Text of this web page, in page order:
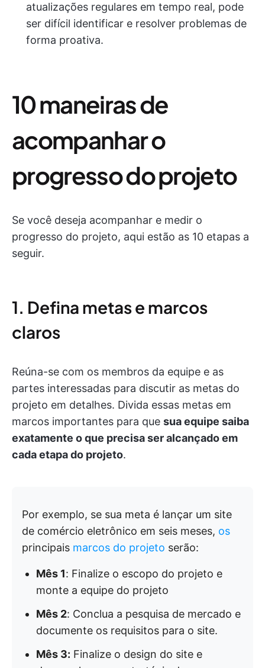
atualizações regulares em tempo real, pode
ser difícil identificar e resolver problemas de
forma proativa.
10 maneiras de
acompanhar o
progresso do projeto
Se você deseja acompanhar e medir o
progresso do projeto, aqui estão as 10 etapas a
seguir.
1. Defina metas e marcos
claros
Reúna-se com os membros da equipe e as
partes interessadas para discutir as metas do
projeto em detalhes. Divida essas metas em
marcos importantes para que sua equipe saiba
exatamente o que precisa ser alcançado em
cada etapa do projeto.
Por exemplo, se sua meta é lançar um site
de comércio eletrônico em seis meses, os
principais marcos do projeto serão:
Mês 1: Finalize o escopo do projeto e
monte a equipe do projeto
Mês 2: Conclua a pesquisa de mercado e
documente os requisitos para o site.
Mês 3: Finalize o design do site e